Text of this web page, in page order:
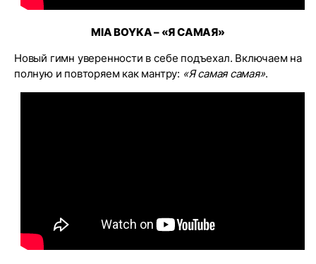
MIA BOYKA – «Я САМАЯ»
Новый гимн уверенности в себе подъехал. Включаем на
полную и повторяем как мантру: «Я самая самая».